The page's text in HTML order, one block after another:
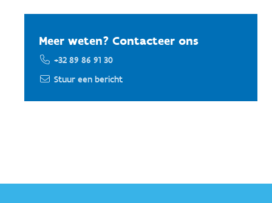
Meer weten? Contacteer ons
+32 89 86 91 30
Stuur een bericht